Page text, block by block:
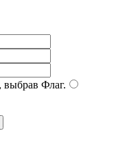
выбрав Флаг.